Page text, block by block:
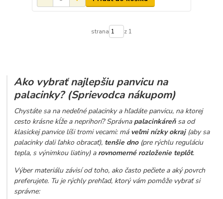
strana z 1
Ako vybrať najlepšiu panvicu na
palacinky? (Sprievodca nákupom)
Chystáte sa na nedeľné palacinky a hľadáte panvicu, na ktorej
cesto krásne kĺže a neprihorí? Správna palacinkáreňsa od
klasickej panvice líši tromi vecami: máveľmi nízky okraj(aby sa
palacinky dali ľahko obracať), tenšie dno(pre rýchlu reguláciu
tepla, s výnimkou liatiny) a rovnomerné rozloženie teplôt.
Výber materiálu závisí od toho, ako často pečiete a aký povrch
preferujete. Tu je rýchly prehľad, ktorý vám pomôže vybrať si
správne: